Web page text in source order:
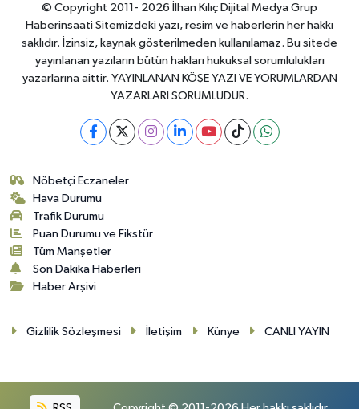
© Copyright 2011- 2026 İlhan Kılıç Dijital Medya Grup
Haberinsaati Sitemizdeki yazı, resim ve haberlerin her hakkı
saklıdır. İzinsiz, kaynak gösterilmeden kullanılamaz. Bu sitede
yayınlanan yazıların bütün hakları hukuksal sorumlulukları
yazarlarına aittir. YAYINLANAN KÖŞE YAZI VE YORUMLARDAN
YAZARLARI SORUMLUDUR.
Nöbetçi Eczaneler
Hava Durumu
Trafik Durumu
Puan Durumu ve Fikstür
Tüm Manşetler
Son Dakika Haberleri
Haber Arşivi
Gizlilik Sözleşmesi İletişim Künye CANLI YAYIN